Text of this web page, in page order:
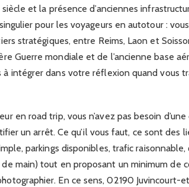
et la présence d’anciennes
pour les voyageurs en autotour :
stratégiques, entre Reims, Laon et
Guerre mondiale et de l’ancienne base
à intégrer dans votre réflexion quand vous
en road trip, vous n’avez pas besoin
un arrêt. Ce qu’il vous faut, ce sont des
parkings disponibles, trafic
main) tout en proposant un minimum de
En ce sens, 02190 Juvincourt-